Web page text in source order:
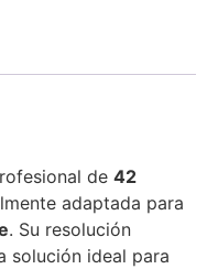
de 42
adaptada para
. Su resolución
solución ideal para